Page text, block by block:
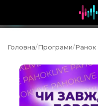
Головна/Програми/Ранок